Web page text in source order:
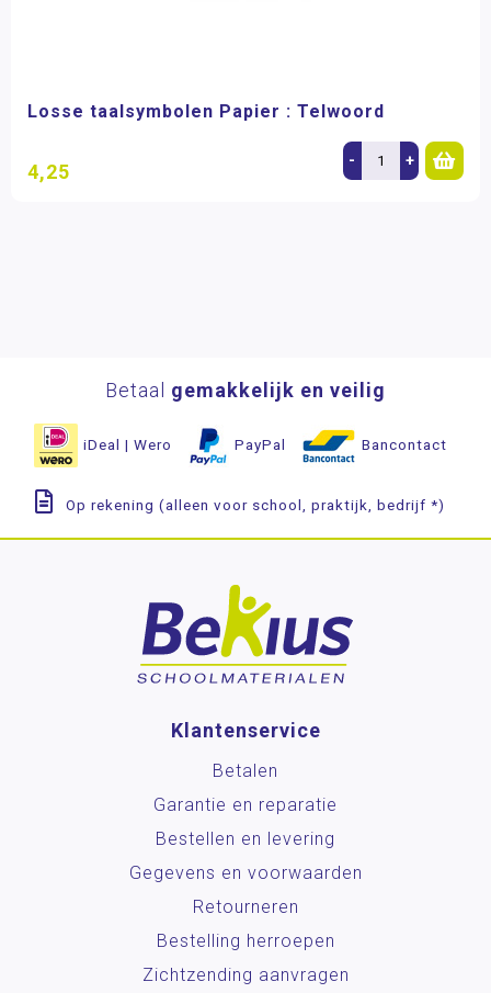
Losse taalsymbolen Papier : Telwoord
4,25 - +
Betaal gemakkelijk en veilig
iDeal | Wero PayPal Bancontact
Op rekening (alleen voor school, praktijk, bedrijf *)
Klantenservice
Betalen
Garantie en reparatie
Bestellen en levering
Gegevens en voorwaarden
Retourneren
Bestelling herroepen
Zichtzending aanvragen